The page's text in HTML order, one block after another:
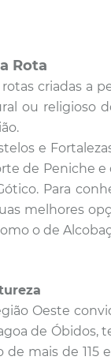
Rota
criadas a
ou religioso
e
de Peniche e
Para
melhores
o de
Oeste
de Óbidos,
de mais de 115